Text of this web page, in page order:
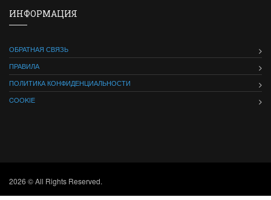
ИНФОРМАЦИЯ
ОБРАТНАЯ СВЯЗЬ
ПРАВИЛА
ПОЛИТИКА КОНФИДЕНЦИАЛЬНОСТИ
COOKIE
2026 © All Rights Reserved.